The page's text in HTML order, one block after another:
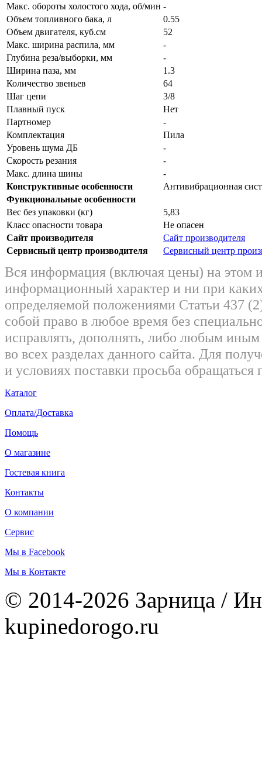
Макс. обороты холостого хода, об/мин -
Объем топливного бака, л
0.55
Объем двигателя, куб.см
52
Макс. ширина распила, мм
-
Глубина реза/выборки, мм
-
Ширина паза, мм
1.3
Количество звеньев
64
Шаг цепи
3/8
Плавный пуск
Нет
Партномер
-
Комплектация
Пила
Уровень шума ДБ
-
Скорость резания
-
Макс. длина шины
-
Конструктивные особенности
Антивибрационная
Функциональные особенности
Вес без упаковки (кг)
5,83
Класс опасности товара
Не опасен
Сайт производителя
Сайт производителя
Сервисный центр производителя
Сервисный центр
Вся информация (включая цены) на этом
информационный характер и ни при
определяемой положениями Статьи 437
собой право в любое время без
исправлять, дополнять, либо любым
во всех разделах данного сайта. Для
и условиях поставки просьба
Каталог
Оплата/Доставка
Помощь
О магазине
Гостевая книга
Контакты
О компании
Сервис
Мы в Facebook
Мы в Контакте
© 2014-2026 Зарница /
kupinedorogo.ru